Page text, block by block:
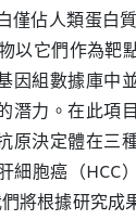
僅佔人類蛋白
以它們作為靶
因組數據庫中
潛力。在此項
原決定體在三
細胞癌（HCC
將根據研究成